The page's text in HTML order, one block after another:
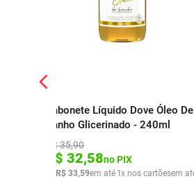
Sabonete Líquido Dove Óleo De
Banho Glicerinado - 240ml
R$35,90
R$ 32,58no PIX
R$ 33,59em até 1x nos cartõesem